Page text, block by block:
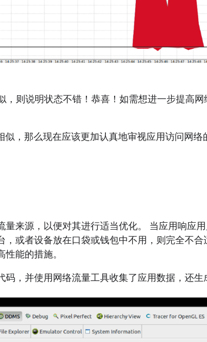
，则说明状态不错！恭喜！如需想进一步提高
，那么现在应该更加认真地审视应用访问网
来源，以便对其进行适当优化。 当应用响应
或者设备放在口袋或钱包中不用，则完全不
能的措施。
，并使用网络流量工具收集了应用数据，还